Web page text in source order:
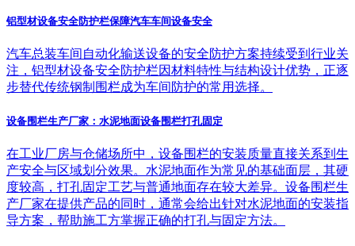
铝型材设备安全防护栏保障汽车车间设备安全
汽车总装车间自动化输送设备的安全防护方案持续受到行业关
注，铝型材设备安全防护栏因材料特性与结构设计优势，正逐
步替代传统钢制围栏成为车间防护的常用选择。
设备围栏生产厂家：水泥地面设备围栏打孔固定
在工业厂房与仓储场所中，设备围栏的安装质量直接关系到生
产安全与区域划分效果。水泥地面作为常见的基础面层，其硬
度较高，打孔固定工艺与普通地面存在较大差异。设备围栏生
产厂家在提供产品的同时，通常会给出针对水泥地面的安装指
导方案，帮助施工方掌握正确的打孔与固定方法。